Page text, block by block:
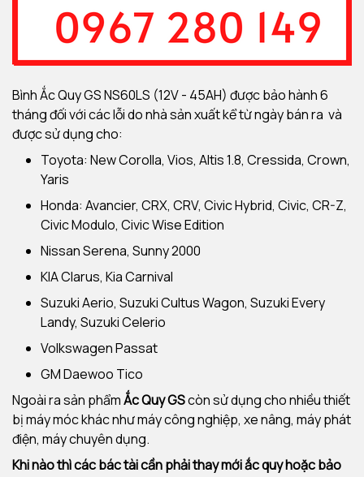
Bình Ắc Quy GS NS60LS (12V - 45AH) được bảo hành 6
tháng đối với các lỗi do nhà sản xuất kể từ ngày bán ra và
được sử dụng cho:
Toyota: New Corolla, Vios, Altis 1.8, Cressida, Crown,
Yaris
Honda: Avancier, CRX, CRV, Civic Hybrid, Civic, CR-Z,
Civic Modulo, Civic Wise Edition
Nissan Serena, Sunny 2000
KIA Clarus, Kia Carnival
Suzuki Aerio, Suzuki Cultus Wagon, Suzuki Every
Landy, Suzuki Celerio
Volkswagen Passat
GM Daewoo Tico
Ngoài ra sản phẩmẮc Quy GScòn sử dụng cho nhiều thiết
bị máy móc khác như máy công nghiệp, xe nâng, máy phát
điện, máy chuyên dụng.
Khi nào thì các bác tài cần phải thay mới ắc quy hoặc bảo